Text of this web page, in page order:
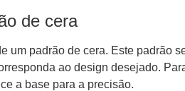
de cera
um padrão de cera. Este padrão
ao design desejado.
a base para a precisão.